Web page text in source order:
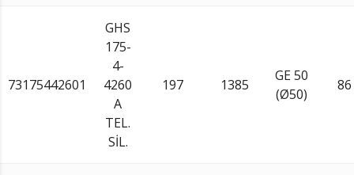
73175442601
GHS
175-
4-
4260
A
TEL.
SİL.
197 1385
GE 50
(Ø50)
86